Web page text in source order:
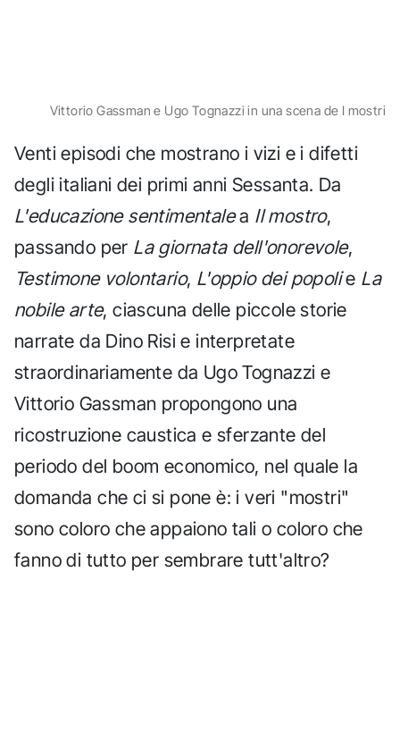
Vittorio Gassman e Ugo Tognazzi in una scena de I mostri
Venti episodi che mostrano i vizi e i difetti
degli italiani dei primi anni Sessanta. Da
L'educazione sentimentalea Il mostro,
passando per La giornata dell'onorevole,
Testimone volontario, L'oppio dei popolie La
nobile arte, ciascuna delle piccole storie
narrate da Dino Risi e interpretate
straordinariamente da Ugo Tognazzi e
Vittorio Gassman propongono una
ricostruzione caustica e sferzante del
periodo del boom economico, nel quale la
domanda che ci si pone è: i veri "mostri"
sono coloro che appaiono tali o coloro che
fanno di tutto per sembrare tutt'altro?